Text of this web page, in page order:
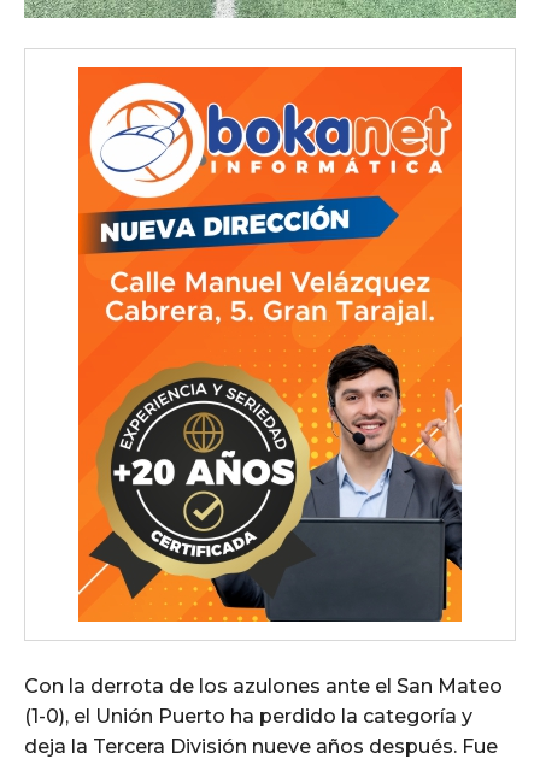
Con la derrota de los azulones ante el San Mateo
(1-0), el Unión Puerto ha perdido la categoría y
deja la Tercera División nueve años después. Fue